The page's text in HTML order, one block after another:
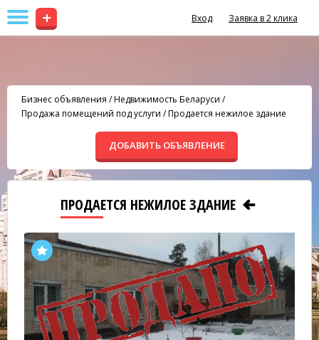
+ Вход Заявка в 2 клика
Бизнес объявления /Недвижимость Беларуси /
Продажа помещений под услуги /Продается нежилое здание
ДОБАВИТЬ ОБЪЯВЛЕНИЕ
ПРОДАЕТСЯ НЕЖИЛОЕ ЗДАНИЕ